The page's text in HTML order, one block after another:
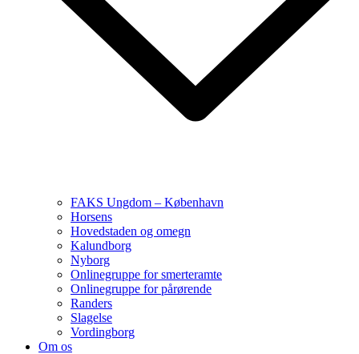
FAKS Ungdom – København
Horsens
Hovedstaden og omegn
Kalundborg
Nyborg
Onlinegruppe for smerteramte
Onlinegruppe for pårørende
Randers
Slagelse
Vordingborg
Om os